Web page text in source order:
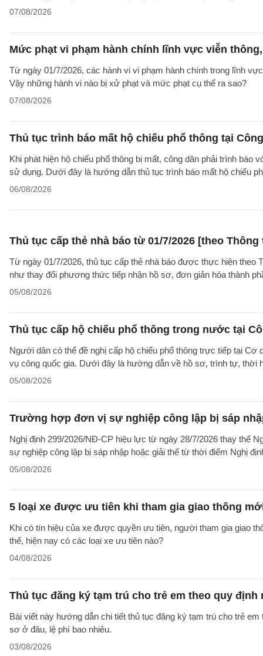
07/08/2026
Mức phạt vi phạm hành chính lĩnh vực viễn
Từ ngày 01/7/2026, các hành vi vi phạm hành chính trong lĩnh
Vậy những hành vi nào bị xử phạt và mức phạt cụ thể ra sao?
07/08/2026
Thủ tục trình báo mất hộ chiếu phổ thông tại
Khi phát hiện hộ chiếu phổ thông bị mất, công dân phải trình
sử dụng. Dưới đây là hướng dẫn thủ tục trình báo mất hộ chiếu
06/08/2026
Thủ tục cấp thẻ nhà báo từ 01/7/2026 [theo Thông
Từ ngày 01/7/2026, thủ tục cấp thẻ nhà báo được thực hiện
như thay đổi phương thức tiếp nhận hồ sơ, đơn giản hóa thành
05/08/2026
Thủ tục cấp hộ chiếu phổ thông trong nước tại
Người dân có thể đề nghị cấp hộ chiếu phổ thông trực tiếp tại
vụ công quốc gia. Dưới đây là hướng dẫn về hồ sơ, trình tự, thời
05/08/2026
Trường hợp đơn vị sự nghiệp công lập bị sáp
Nghị định 299/2026/NĐ-CP hiệu lực từ ngày 28/7/2026 thay thế
sự nghiệp công lập bị sáp nhập hoặc giải thể từ thời điểm Nghị
05/08/2026
5 loại xe được ưu tiên khi tham gia giao thông
Khi có tín hiệu của xe được quyền ưu tiên, người tham gia giao
thể, hiện nay có các loại xe ưu tiên nào?
04/08/2026
Thủ tục đăng ký tạm trú cho trẻ em theo quy định
Bài viết này hướng dẫn chi tiết thủ tục đăng ký tạm trú cho trẻ
sơ ở đâu, lệ phí bao nhiêu.
03/08/2026